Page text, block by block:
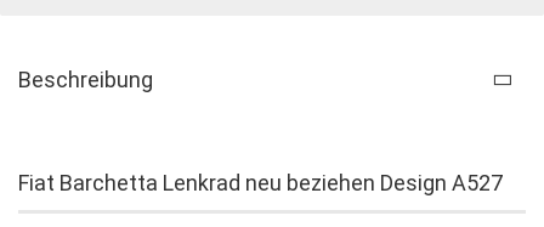
Beschreibung
Fiat Barchetta Lenkrad neu beziehen Design A527